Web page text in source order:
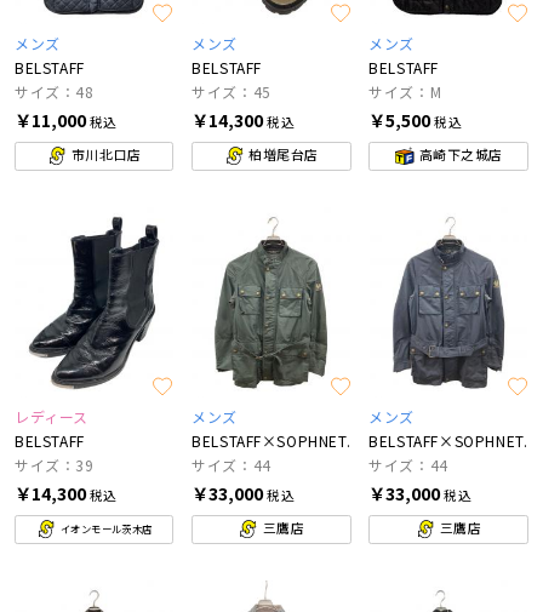
メンズ
BELSTAFF
サイズ：48
￥11,000税込
市川北口店
メンズ
BELSTAFF
サイズ：45
￥14,300税込
柏増尾台店
メンズ
BELSTAFF
サイズ：М
￥5,500税込
高崎下之城店
レディース
BELSTAFF
サイズ：39
￥14,300税込
イオンモール茨木店
メンズ
BELSTAFF×SOPHNET.
サイズ：44
￥33,000税込
三鷹店
メンズ
BELSTAFF×SOPHNET.
サイズ：44
￥33,000税込
三鷹店